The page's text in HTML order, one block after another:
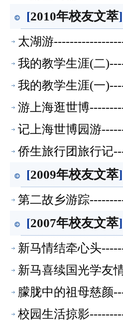
[2010年校友文萃]
太湖游
我的教学生涯(二
我的教学生涯(一
游上海逛世博
记上海世博园游
侨生旅行团旅行记
[2009年校友文萃]
第二故乡游踪
[2007年校友文萃]
新马情结牵心头
新马喜续国光学友
朦胧中的祖母慈颜
校园生活掠影